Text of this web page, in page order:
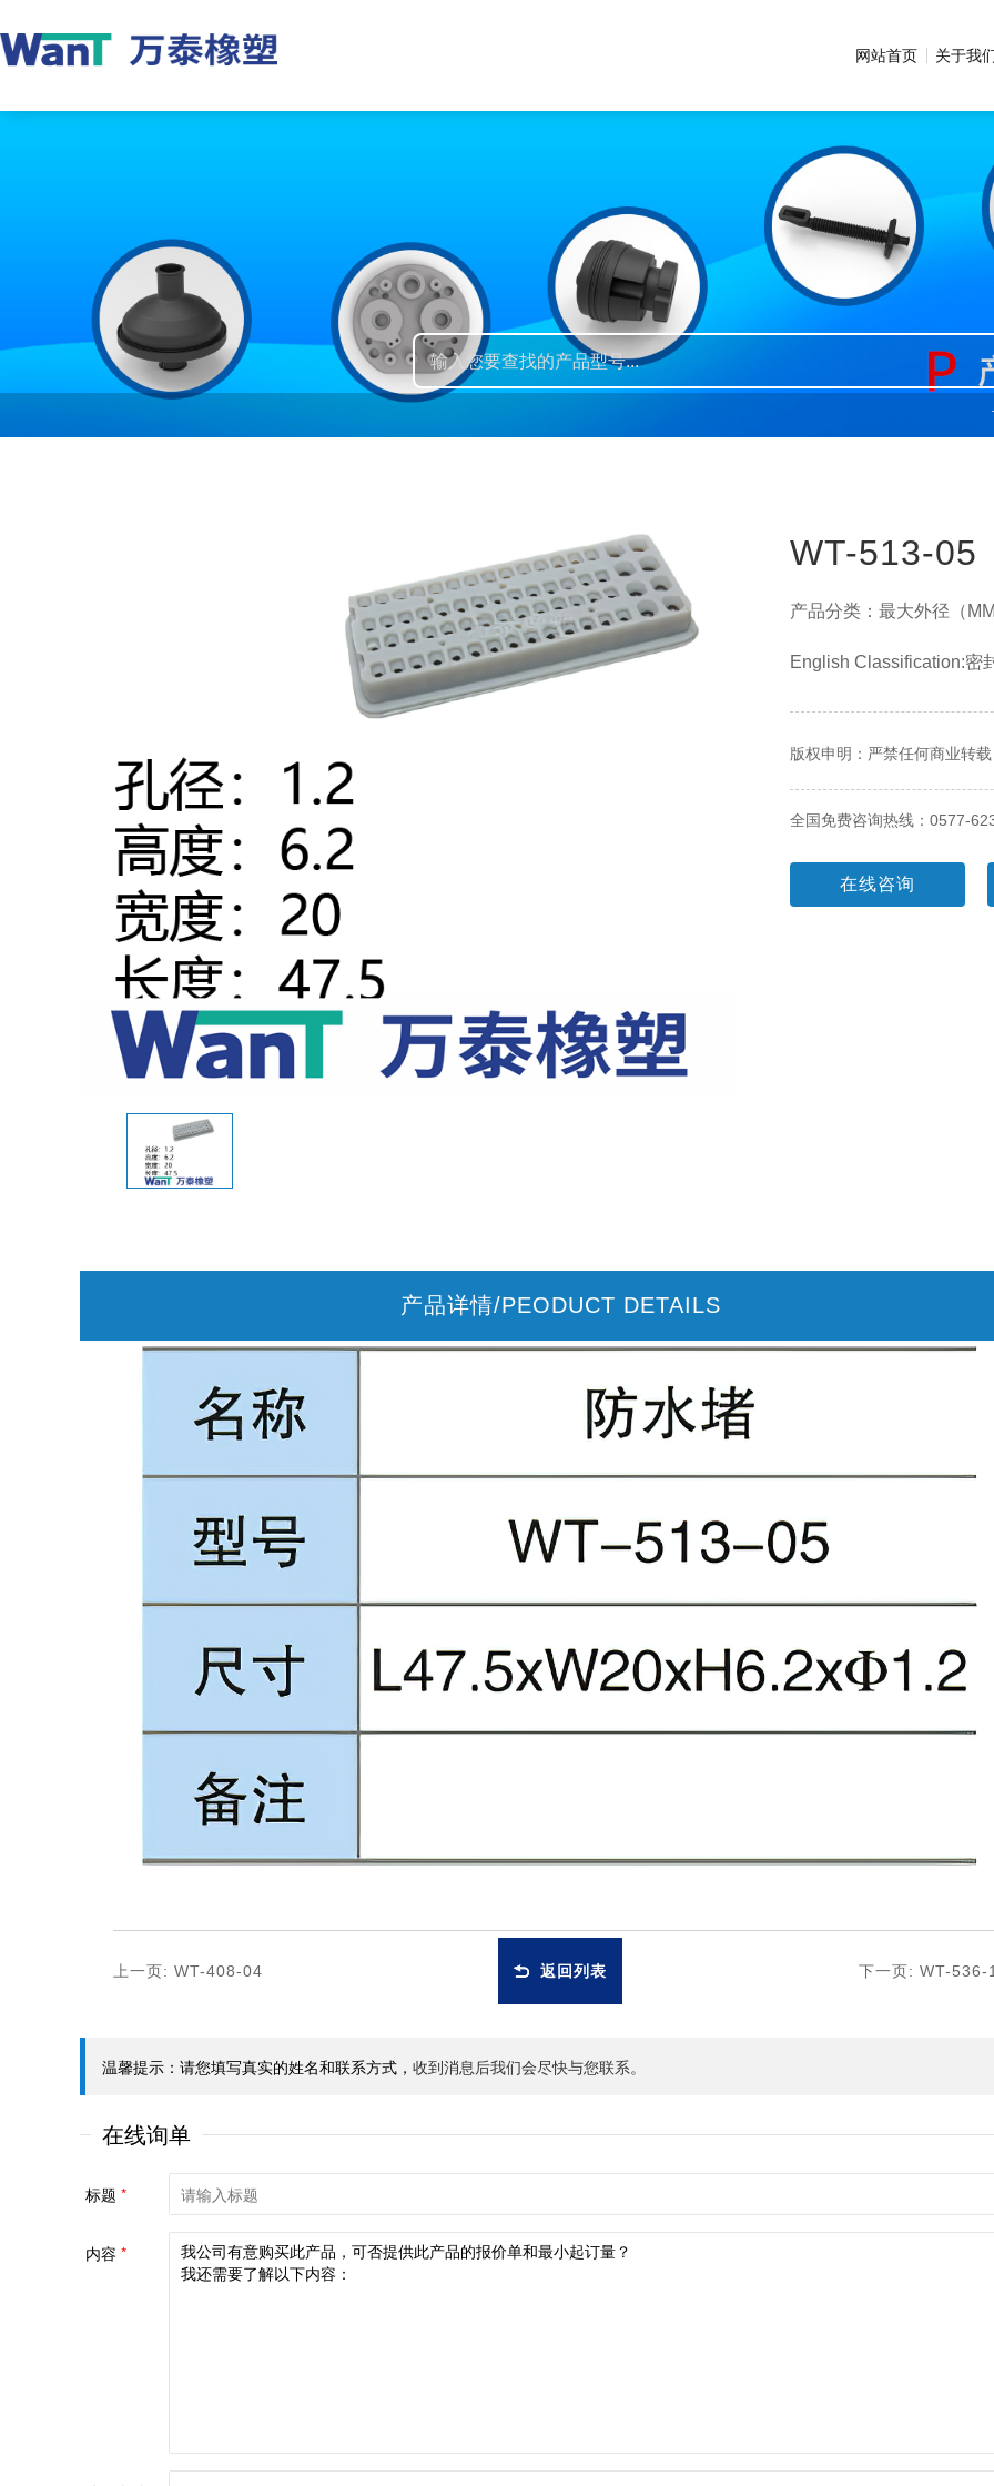
网站首页 关于我
WT-513-05
产品分类：最大外径（
English Classification:密
版权申明：严禁任何商业转
全国免费咨询热线：0577-
在线咨询
产品详情/PEODUCT DETAILS
上一页: WT-408-04 返回列表 下一页: WT-536-